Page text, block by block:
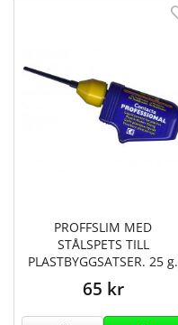
PROFFSLIM MED
STÅLSPETS TILL
PLASTBYGGSATSER. 25 g.
65 kr